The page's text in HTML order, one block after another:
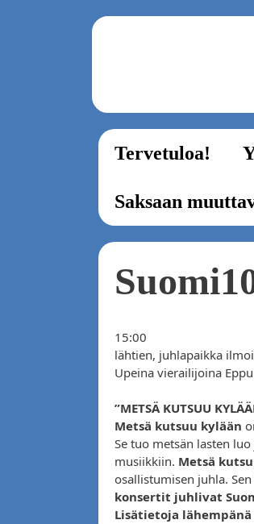
Tervetuloa!
Saksaan
15:00
lähtien, juhlapaikka
Upeina vierailijoina
”METSÄ KUTSUU
Metsä kutsuu kylään
Se tuo metsän lasten
musiikkiin. Metsä
osallistumisen juhla.
konsertit juhlivat
Lisätietoja